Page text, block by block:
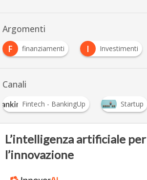
Argomenti
F finanziamenti I Investimenti
Canali
Fintech - BankingUp Startup
L’intelligenza artificiale per
l’innovazione